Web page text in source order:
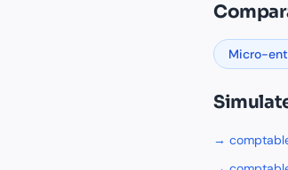
“La SASU
“ En
URSSAF,
Micro-
→